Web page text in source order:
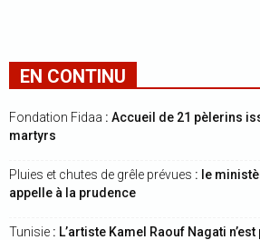
EN CONTINU
Fondation Fidaa : Accueil de 21 pèlerins
martyrs
Pluies et chutes de grêle prévues : le
appelle à la prudence
Tunisie : L’artiste Kamel Raouf Nagati n’est